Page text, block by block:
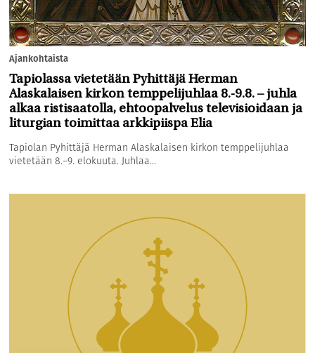
Ajankohtaista
Tapiolassa vietetään Pyhittäjä Herman
Alaskalaisen kirkon temppelijuhlaa 8.-9.8. – juhla
alkaa ristisaatolla, ehtoopalvelus televisioidaan ja
liturgian toimittaa arkkipiispa Elia
Tapiolan Pyhittäjä Herman Alaskalaisen kirkon temppelijuhlaa
vietetään 8.–9. elokuuta. Juhlaa...